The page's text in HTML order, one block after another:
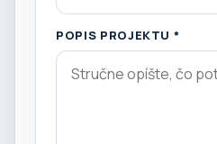
POPIS PROJEKTU *